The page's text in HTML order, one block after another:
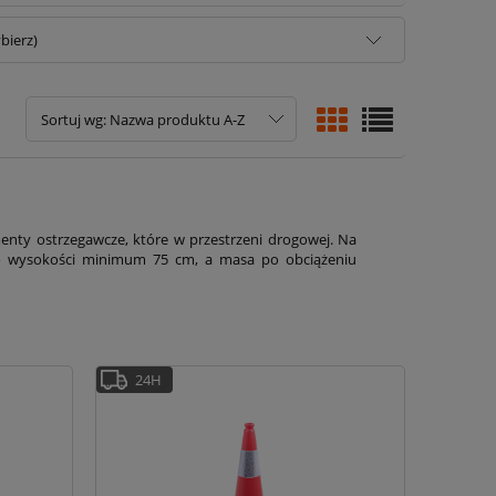
Sortuj wg: Nazwa produktu A-Z
ostrzegawcze, które w przestrzeni drogowej. Na
minimum 75 cm, a masa po obciążeniu
24H